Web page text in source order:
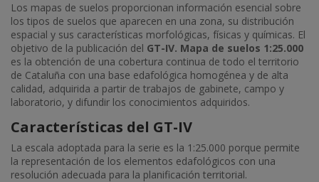
Los mapas de suelos proporcionan información esencial sobre
los tipos de suelos que aparecen en una zona, su distribución
espacial y sus características morfológicas, físicas y químicas. El
objetivo de la publicación del GT-IV. Mapa de suelos 1:25.000
es la obtención de una cobertura continua de todo el territorio
de Cataluña con una base edafológica homogénea y de alta
calidad, adquirida a partir de trabajos de gabinete, campo y
laboratorio, y difundir los conocimientos adquiridos.
Características del GT-IV
La escala adoptada para la serie es la 1:25.000 porque permite
la representación de los elementos edafológicos con una
resolución adecuada para la planificación territorial.